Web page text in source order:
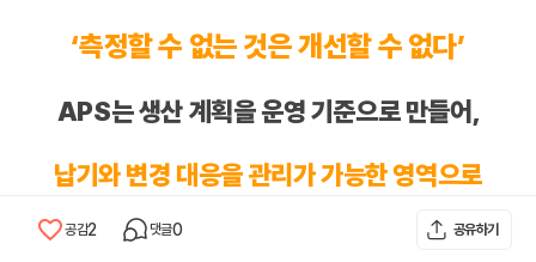
‘측정할 수 없는 것은 개선할 수 없다’
APS는 생산 계획을 운영 기준으로 만들어,
납기와 변경 대응을 관리가 가능한 영역으로
공감2 댓글0 공유하기